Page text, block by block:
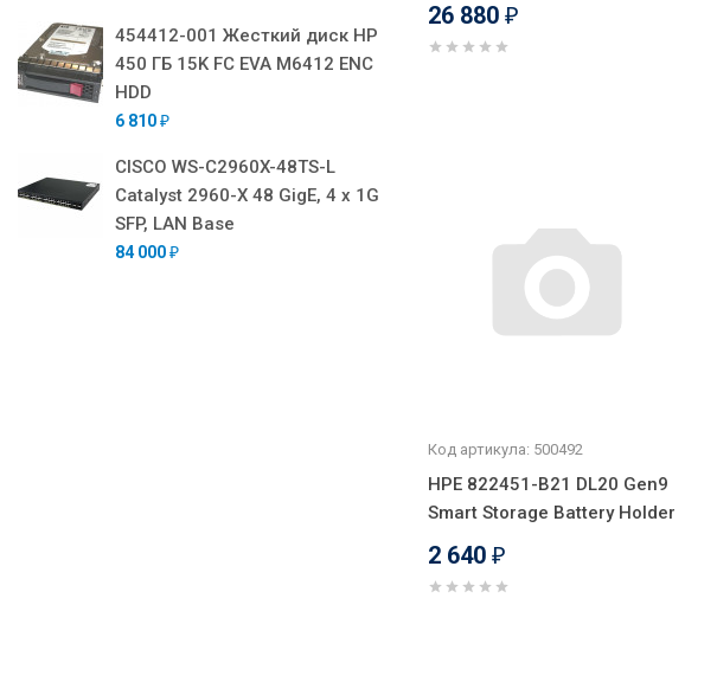
454412-001 Жесткий диск HP
450 ГБ 15K FC EVA M6412 ENC
HDD
6 810 ₽
CISCO WS-C2960X-48TS-L
Catalyst 2960-X 48 GigE, 4 x 1G
SFP, LAN Base
84 000 ₽
26 880 ₽
Код артикула: 500492
HPE 822451-B21 DL20 Gen9
Smart Storage Battery Holder
2 640 ₽